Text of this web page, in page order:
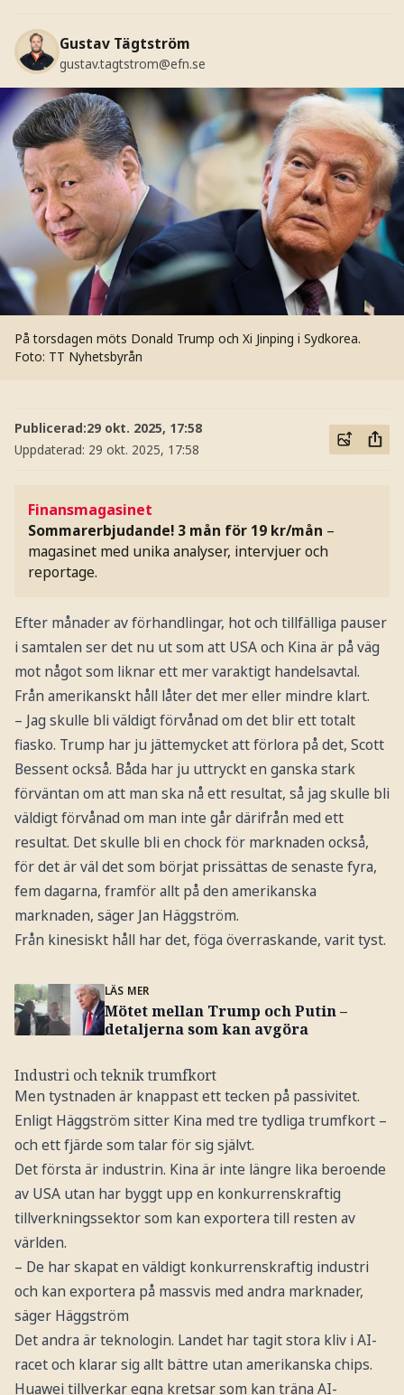
Gustav Tägtström
gustav.tagtstrom@efn.se
På torsdagen möts Donald Trump och Xi Jinping i Sydkorea.
Foto: TT Nyhetsbyrån
Publicerad:29 okt. 2025, 17:58
Uppdaterad: 29 okt. 2025, 17:58
Finansmagasinet
Sommarerbjudande! 3 mån för 19 kr/mån –
magasinet med unika analyser, intervjuer och
reportage.
Efter månader av förhandlingar, hot och tillfälliga pauser
i samtalen ser det nu ut som att USA och Kina är på väg
mot något som liknar ett mer varaktigt handelsavtal.
Från amerikanskt håll låter det mer eller mindre klart.
– Jag skulle bli väldigt förvånad om det blir ett totalt
fiasko. Trump har ju jättemycket att förlora på det, Scott
Bessent också. Båda har ju uttryckt en ganska stark
förväntan om att man ska nå ett resultat, så jag skulle bli
väldigt förvånad om man inte går därifrån med ett
resultat. Det skulle bli en chock för marknaden också,
för det är väl det som börjat prissättas de senaste fyra,
fem dagarna, framför allt på den amerikanska
marknaden, säger Jan Häggström.
Från kinesiskt håll har det, föga överraskande, varit tyst.
LÄS MER
Mötet mellan Trump och Putin –
detaljerna som kan avgöra
Industri och teknik trumfkort
Men tystnaden är knappast ett tecken på passivitet.
Enligt Häggström sitter Kina med tre tydliga trumfkort –
och ett fjärde som talar för sig självt.
Det första är industrin. Kina är inte längre lika beroende
av USA utan har byggt upp en konkurrenskraftig
tillverkningssektor som kan exportera till resten av
världen.
– De har skapat en väldigt konkurrenskraftig industri
och kan exportera på massvis med andra marknader,
säger Häggström
Det andra är teknologin. Landet har tagit stora kliv i AI-
racet och klarar sig allt bättre utan amerikanska chips.
Huawei tillverkar egna kretsar som kan träna AI-